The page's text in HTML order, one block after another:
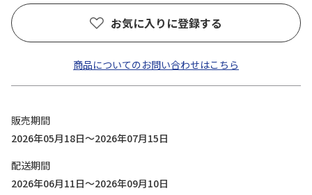
お気に入りに登録する
商品についてのお問い合わせはこちら
販売期間
2026年05月18日～2026年07月15日
配送期間
2026年06月11日～2026年09月10日